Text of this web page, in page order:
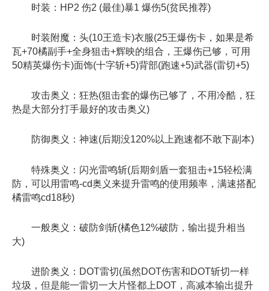
时装：HP2 伤2 (最佳)暴1 爆伤5(贫民推荐)
时装附魔：头(10王造卡)衣服(25王爆伤卡，如果是希
瓦+70橘副手+全身狙击+辉映的组合，王爆伤已够，可用
50精英爆伤卡)面饰(十字斩+5)背部(跑速+5)武器(雷切+5)
攻击奥义：狂热(狙击套的爆伤已够了，不用冷酷，狂
热是大部分打手最好的攻击奥义)
防御奥义：神速(后期没120%以上跑速都不敢下副本)
特殊奥义：闪光雷鸣斩(后期剑盾一套狙击+15轻松满
防，可以用雷鸣-cd奥义来提升雷鸣的使用频率，满速搭配
橘雷鸣cd18秒)
一般奥义：破防剑斩(橘色12%破防，输出提升相当
大)
进阶奥义：DOT雷切(虽然DOT伤害和DOT斩切一样
垃圾，但是能一雷切一大片怪都上DOT，高减本输出提升